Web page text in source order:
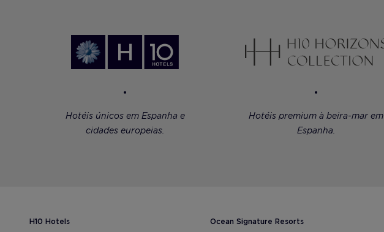
Hotéis únicos em Espanha e
cidades europeias.
Hotéis premium à beira-mar em
Espanha.
H10 Hotels
Ocean Signature Resorts